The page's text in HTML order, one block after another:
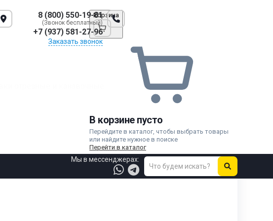
8 (800) 550-19-81
(Звонок бесплатный)
+7 (937) 581-27-96
Заказать звонок
Корзина
В корзине пусто
Перейдите в каталог, чтобы выбрать товары
или найдите нужное в поиске
Перейти в каталог
Мы в мессенджерах: